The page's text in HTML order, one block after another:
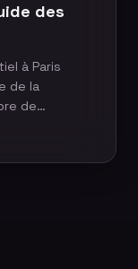
de comdes
à Paris
de la
de
le tarif
ce qui